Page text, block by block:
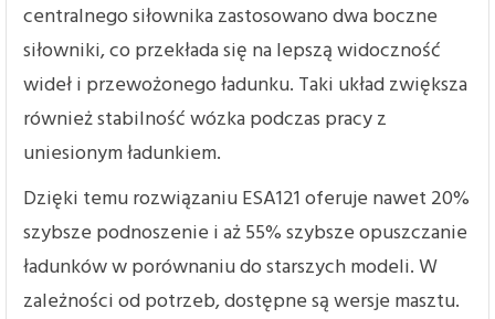
centralnego siłownika zastosowano dwa boczne
siłowniki, co przekłada się na lepszą widoczność
wideł i przewożonego ładunku. Taki układ zwiększa
również stabilność wózka podczas pracy z
uniesionym ładunkiem.
Dzięki temu rozwiązaniu ESA121 oferuje nawet 20%
szybsze podnoszenie i aż 55% szybsze opuszczanie
ładunków w porównaniu do starszych modeli. W
zależności od potrzeb, dostępne są wersje masztu.